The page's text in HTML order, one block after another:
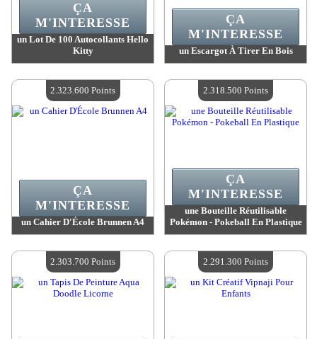
un Lot De 100 Autocollants Hello
Kitty
Quantité Disponible :4
ÇA
M'INTERESSE
un Escargot À Tirer En Bois
Quantité Disponible :4
ÇA
M'INTERESSE
un Cahier D'École Brunnen A4
Quantité Disponible :4
ÇA
M'INTERESSE
2.323.600 Points
une Bouteille Réutilisable
Pokémon - Pokeball En Plastique
Quantité Disponible :4
ÇA
M'INTERESSE
2.318.500 Points
2.303.700 Points 2.291.300 Points